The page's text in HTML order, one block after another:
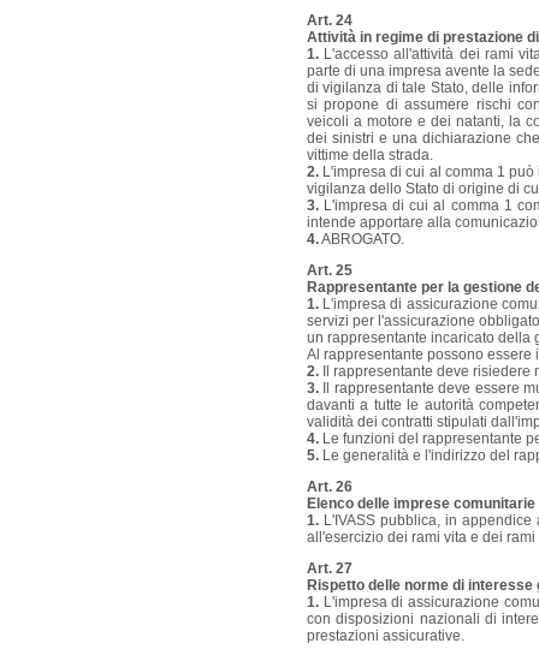
Art. 24
Attività in regime di prestazione
1. L'accesso all'attività dei rami
parte di una impresa avente la
di vigilanza di tale Stato, delle
si propone di assumere rischi
veicoli a motore e dei natanti, la
dei sinistri e una dichiarazione
vittime della strada.
2. L'impresa di cui al comma 1
vigilanza dello Stato di origine di
3. L'impresa di cui al comma 1
intende apportare alla
4.ABROGATO.
Art. 25
Rappresentante per la gestione
1. L'impresa di assicurazione
servizi per l'assicurazione
un rappresentante incaricato della
Al rappresentante possono essere
2. Il rappresentante deve
3. Il rappresentante deve essere
davanti a tutte le autorità
validità dei contratti stipulati
4. Le funzioni del rappresentante
5. Le generalità e l'indirizzo del
Art. 26
Elenco delle imprese
1. L'IVASS pubblica, in
all'esercizio dei rami vita e dei
Art. 27
Rispetto delle norme di interesse
1. L'impresa di assicurazione
con disposizioni nazionali di
prestazioni assicurative.